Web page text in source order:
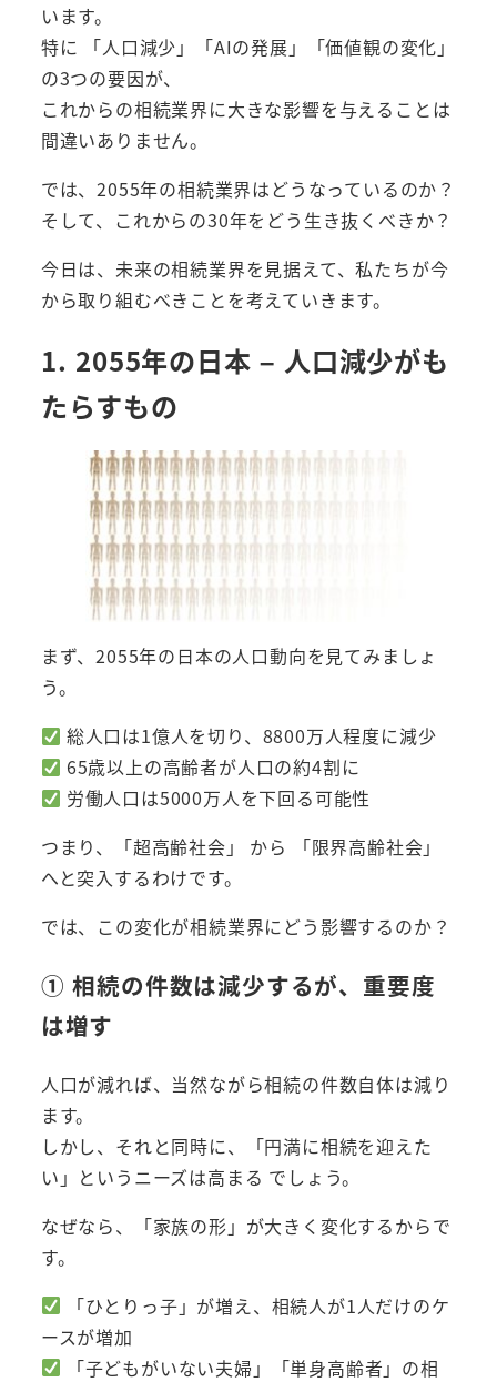
います。
特に 「人口減少」「AIの発展」「価値観の変化」
の3つの要因が、
これからの相続業界に大きな影響を与えることは
間違いありません。
では、2055年の相続業界はどうなっているのか？
そして、これからの30年をどう生き抜くべきか？
今日は、未来の相続業界を見据えて、私たちが今
から取り組むべきことを考えていきます。
1. 2055年の日本 – 人口減少がも
たらすもの
まず、2055年の日本の人口動向を見てみましょ
う。
総人口は1億人を切り、8800万人程度に減少
65歳以上の高齢者が人口の約4割に
労働人口は5000万人を下回る可能性
つまり、「超高齢社会」 から 「限界高齢社会」
へと突入するわけです。
では、この変化が相続業界にどう影響するのか？
① 相続の件数は減少するが、重要度
は増す
人口が減れば、当然ながら相続の件数自体は減り
ます。
しかし、それと同時に、「円満に相続を迎えた
い」というニーズは高まる でしょう。
なぜなら、「家族の形」が大きく変化するからで
す。
「ひとりっ子」が増え、相続人が1人だけのケ
ースが増加
「子どもがいない夫婦」「単身高齢者」の相